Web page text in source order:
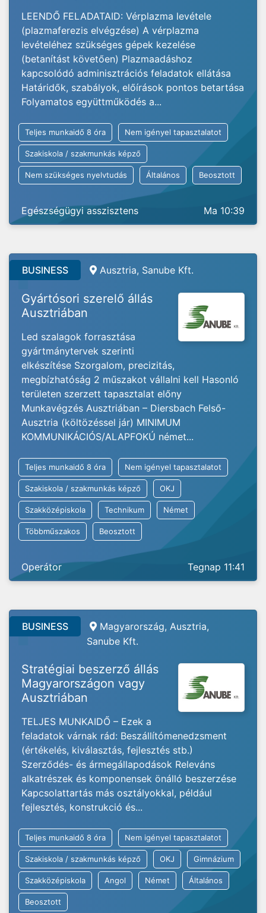
LEENDŐ FELADATAID: Vérplazma levétele
(plazmaferezis elvégzése) A vérplazma
levételéhez szükséges gépek kezelése
(betanítást követően) Plazmaadáshoz
kapcsolódó adminisztrációs feladatok ellátása
Határidők, szabályok, előírások pontos betartása
Folyamatos együttműködés a...
Teljes munkaidő 8 óra Nem igényel tapasztalatot
Szakiskola / szakmunkás képző
Nem szükséges nyelvtudás Általános Beosztott
Egészségügyi asszisztens Ma 10:39
BUSINESS Ausztria, Sanube Kft.
Gyártósori szerelő állás
Ausztriában
Led szalagok forrasztása
gyártmánytervek szerinti
elkészítése Szorgalom, precizitás,
megbízhatóság 2 műszakot vállalni kell Hasonló
területen szerzett tapasztalat előny
Munkavégzés Ausztriában – Diersbach Felső-
Ausztria (költözéssel jár) MINIMUM
KOMMUNIKÁCIÓS/ALAPFOKÚ német...
Teljes munkaidő 8 óra Nem igényel tapasztalatot
Szakiskola / szakmunkás képző OKJ
Szakközépiskola Technikum Német
Többműszakos Beosztott
Operátor Tegnap 11:41
BUSINESS
Magyarország, Ausztria,
Sanube Kft.
Stratégiai beszerző állás
Magyarországon vagy
Ausztriában
TELJES MUNKAIDŐ – Ezek a
feladatok várnak rád: Beszállítómenedzsment
(értékelés, kiválasztás, fejlesztés stb.)
Szerződés- és ármegállapodások Releváns
alkatrészek és komponensek önálló beszerzése
Kapcsolattartás más osztályokkal, például
fejlesztés, konstrukció és...
Teljes munkaidő 8 óra Nem igényel tapasztalatot
Szakiskola / szakmunkás képző OKJ Gimnázium
Szakközépiskola Angol Német Általános
Beosztott